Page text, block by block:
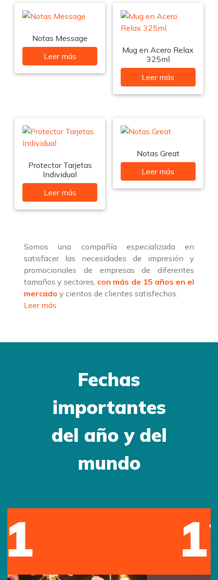
Notas Message
Leer más
Mug en Acero Relax
325ml
Leer más
Protector Tarjetas
Individual
Leer más
Notas Great
Leer más
Somos una compañía especializada en
satisfacer las necesidades de impresión y
promocionales de empresas de diferentes
tamaños y sectores, con más de 15 años en el
mercado y cientos de clientes satisfechos.
Leer más
Fechas
importantes
del año y del
mundo